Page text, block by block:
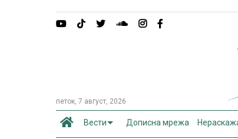
петок, 7 август, 2026
Вести Дописна мрежа